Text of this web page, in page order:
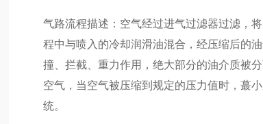
气路流程描述：空气经过进气过滤器过滤，
程中与喷入的冷却润滑油混合，经压缩后的
撞、拦截、重力作用，绝大部分的油介质被
空气，当空气被压缩到规定的压力值时，蕞
统。